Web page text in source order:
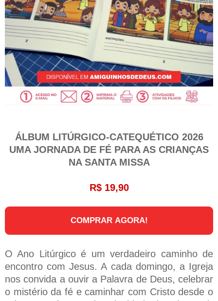
ÁLBUM LITÚRGICO-CATEQUÉTICO 2026
UMA JORNADA DE FÉ PARA AS CRIANÇAS
NA SANTA MISSA
R$ 19,90
COMPRAR AGORA!
O Ano Litúrgico é um verdadeiro caminho de
encontro com Jesus. A cada domingo, a Igreja
nos convida a ouvir a Palavra de Deus, celebrar
o mistério da fé e caminhar com Cristo desde o